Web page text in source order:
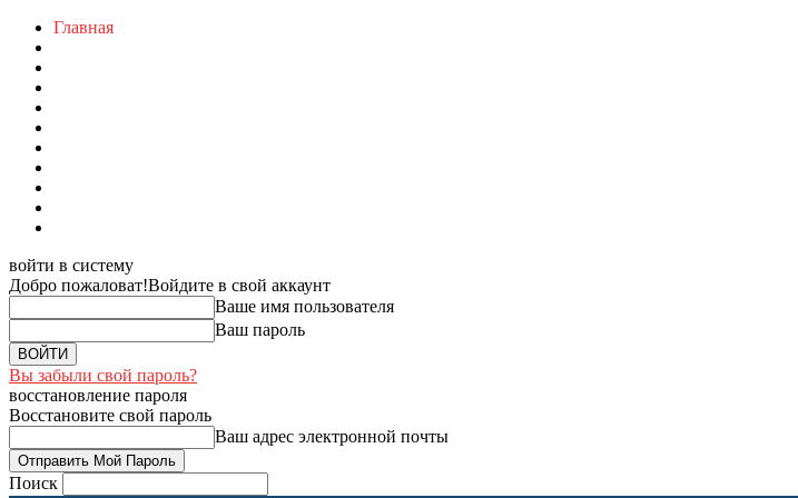
Главная
войти в систему
Добро пожаловат!Войдите в свой аккаунт
Ваше имя пользователя
Ваш пароль
Вы забыли свой пароль?
восстановление пароля
Восстановите свой пароль
Ваш адрес электронной почты
Поиск